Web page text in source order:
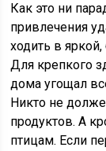
Как это ни
привлечения
ходить в
Для крепкого
дома угощал
Никто не
продуктов. А
птицам. Если